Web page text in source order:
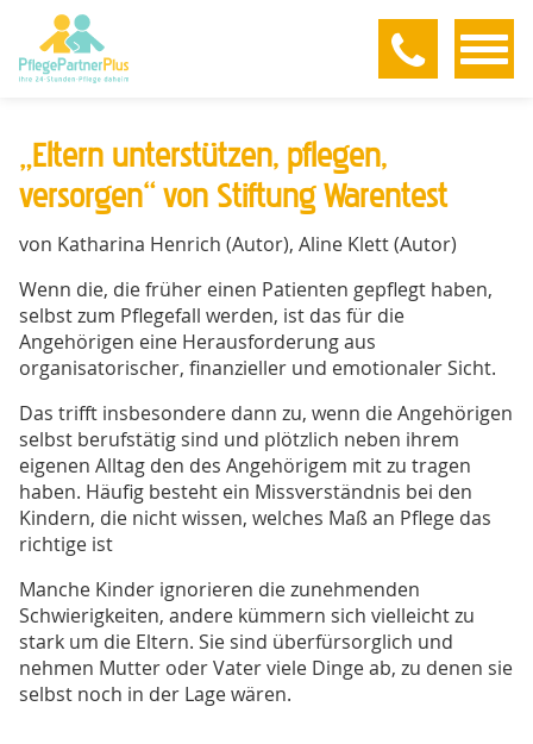
Menu
„Eltern unterstützen, pflegen,
versorgen“ von Stiftung Warentest
von Katharina Henrich (Autor), Aline Klett (Autor)
Wenn die, die früher einen Patienten gepflegt haben,
selbst zum Pflegefall werden, ist das für die
Angehörigen eine Herausforderung aus
organisatorischer, finanzieller und emotionaler Sicht.
Das trifft insbesondere dann zu, wenn die Angehörigen
selbst berufstätig sind und plötzlich neben ihrem
eigenen Alltag den des Angehörigem mit zu tragen
haben. Häufig besteht ein Missverständnis bei den
Kindern, die nicht wissen, welches Maß an Pflege das
richtige ist
Manche Kinder ignorieren die zunehmenden
Schwierigkeiten, andere kümmern sich vielleicht zu
stark um die Eltern. Sie sind überfürsorglich und
nehmen Mutter oder Vater viele Dinge ab, zu denen sie
selbst noch in der Lage wären.